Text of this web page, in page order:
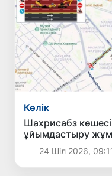
Көлік
Шахрисабз
ұйымдастыру
24 Шіл 2026,